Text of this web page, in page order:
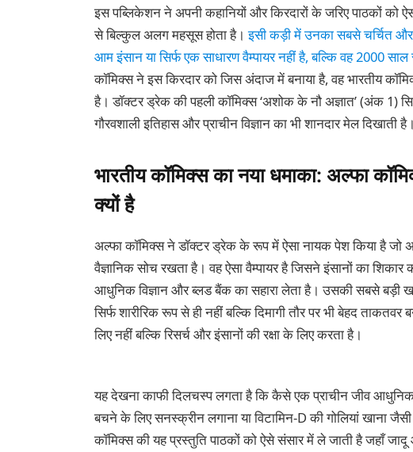
इस पब्लिकेशन ने अपनी कहानियों और किरदारों के जरिए पाठकों को
से बिल्कुल अलग महसूस होता है।इसी कड़ी में उनका सबसे चर्चित और
आम इंसान या सिर्फ एक साधारण वैम्पायर नहीं है, बल्कि वह 2000 साल
कॉमिक्स ने इस किरदार को जिस अंदाज में बनाया है, वह भारतीय
है। डॉक्टर ड्रेक की पहली कॉमिक्स ‘अशोक के नौ अज्ञात’ (अंक 1)
गौरवशाली इतिहास और प्राचीन विज्ञान का भी शानदार मेल दिखाती है।
भारतीय कॉमिक्स का नया धमाका: अल्फा
क्यों है
अल्फा कॉमिक्स ने डॉक्टर ड्रेक के रूप में ऐसा नायक पेश किया है
वैज्ञानिक सोच रखता है। वह ऐसा वैम्पायर है जिसने इंसानों का
आधुनिक विज्ञान और ब्लड बैंक का सहारा लेता है। उसकी सबसे बड़ी
सिर्फ शारीरिक रूप से ही नहीं बल्कि दिमागी तौर पर भी बेहद
लिए नहीं बल्कि रिसर्च और इंसानों की रक्षा के लिए करता है।
यह देखना काफी दिलचस्प लगता है कि कैसे एक प्राचीन जीव
बचने के लिए सनस्क्रीन लगाना या विटामिन-D की गोलियां खाना
कॉमिक्स की यह प्रस्तुति पाठकों को ऐसे संसार में ले जाती है जहाँ